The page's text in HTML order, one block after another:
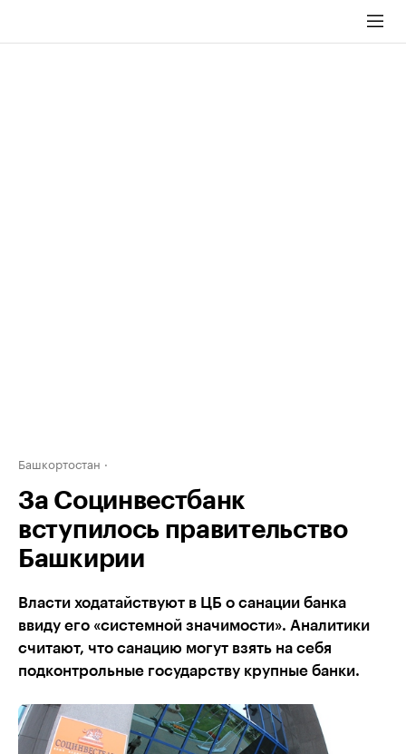
Башкортостан
За Социнвестбанк
вступилось правительство
Башкирии
Власти ходатайствуют в ЦБ о санации банка
ввиду его «системной значимости». Аналитики
считают, что санацию могут взять на себя
подконтрольные государству крупные банки.